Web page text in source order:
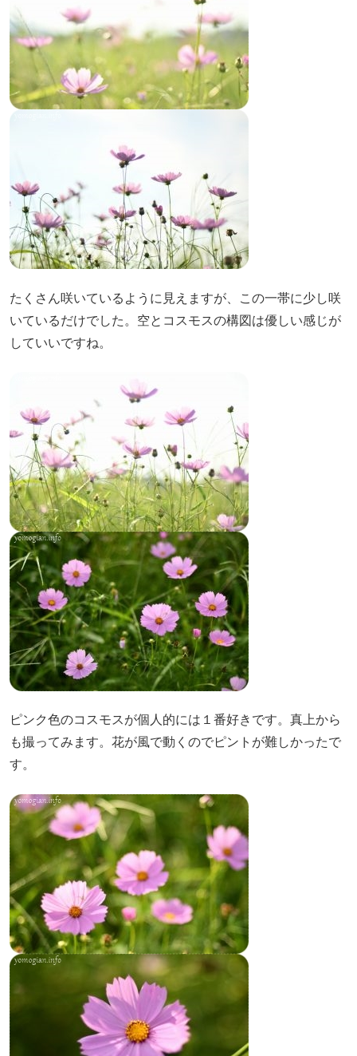
たくさん咲いているように見えますが、この一帯に少し咲
いているだけでした。空とコスモスの構図は優しい感じが
していいですね。
ピンク色のコスモスが個人的には１番好きです。真上から
も撮ってみます。花が風で動くのでピントが難しかったで
す。